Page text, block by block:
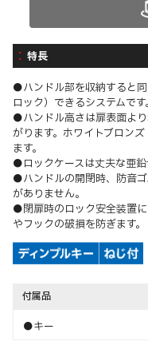
特長
●ハンドル部を収納すると
ロック）できるシステムです。
●ハンドル高さは扉表面よ
がります。ホワイトブロン
ます。
●ロックケースは丈夫な亜鉛
●ハンドルの開閉時、防音
がありません。
●閉扉時のロック安全装置
やフックの破損を防ぎます。
付属品
●キー